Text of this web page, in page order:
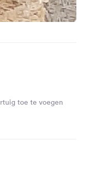
toe te voegen